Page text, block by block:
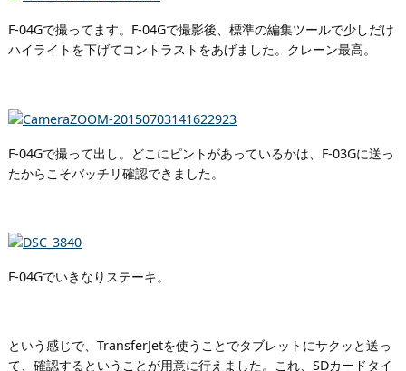
F-04Gで撮ってます。F-04Gで撮影後、標準の編集ツールで少しだけ
ハイライトを下げてコントラストをあげました。クレーン最高。
F-04Gで撮って出し。どこにピントがあっているかは、F-03Gに送っ
たからこそバッチリ確認できました。
F-04Gでいきなりステーキ。
という感じで、TransferJetを使うことでタブレットにサクッと送っ
て、確認するということが用意に行えました。これ、SDカードタイ